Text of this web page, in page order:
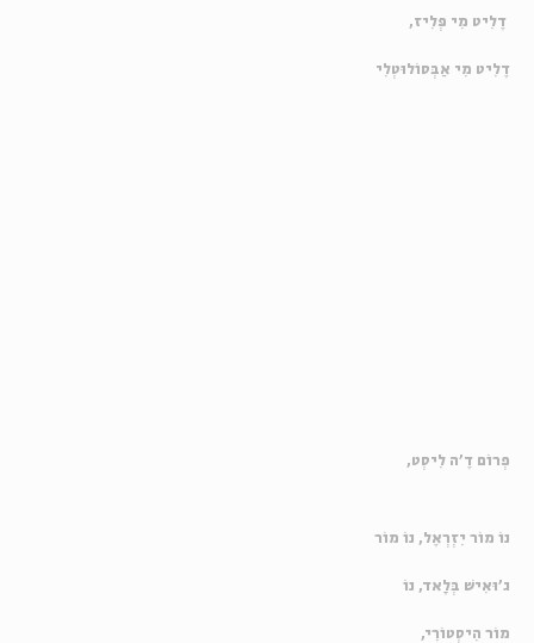
דֶלִיט מִי פְּלִיז,
דֶלִיט מִי אַבְּסוֹלוּטְלִי
פְרוֹם דֶ'ה לִיסְט,
נוֹ מוֹר יִזְרְאֶל, נוֹ מוֹר
ג'וּאִישׁ בְּלָאד, נוֹ
מוֹר הִיסְטוֹרִי,